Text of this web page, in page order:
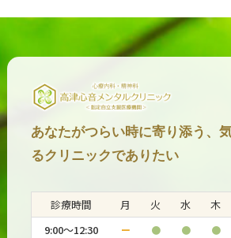
#うつ病・気分
#
コンサータはうつ病に禁忌？
2026.07.21 #うつ病・気分障害
抗うつ薬はインプラントが失敗しや
産後うつ病に有効な薬は何か？
あなたがつらい時に寄り添う、
るクリニックでありたい
診療時間 月 火 水 木
9:00～12:30
ー ● ● ●